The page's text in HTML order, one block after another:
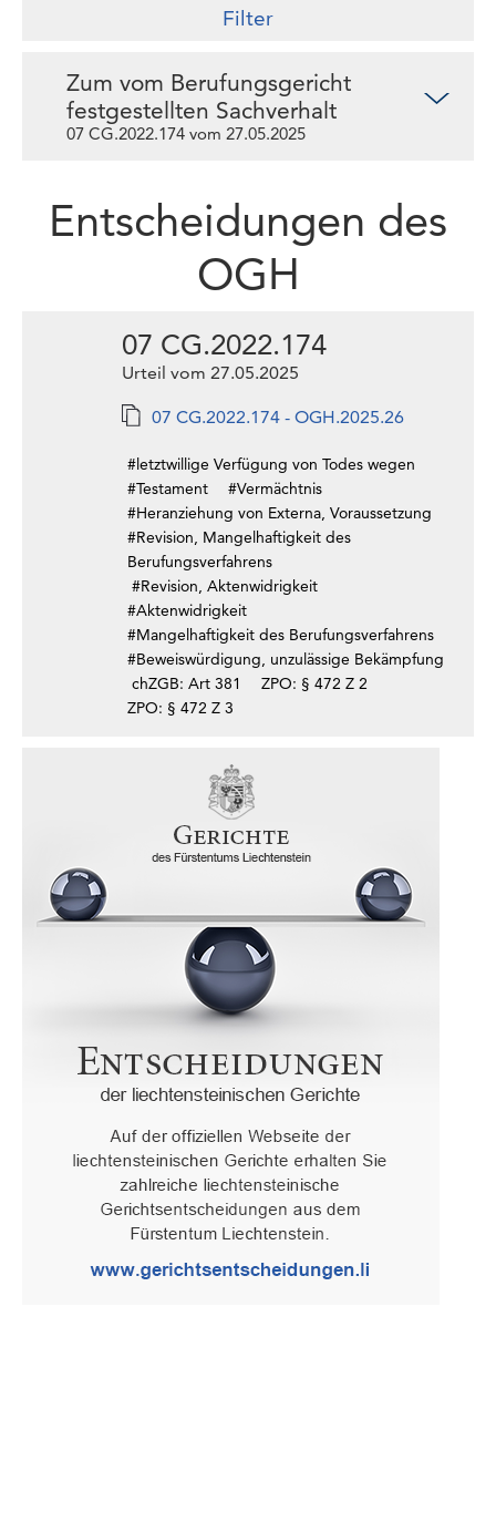
Filter
Zum vom Berufungsgericht
festgestellten Sachverhalt
07 CG.2022.174 vom 27.05.2025
Entscheidungen des
OGH
07 CG.2022.174
Urteil vom 27.05.2025
07 CG.2022.174 - OGH.2025.26
#letztwillige Verfügung von Todes wegen
#Testament
#Vermächtnis
#Heranziehung von Externa, Voraussetzung
#Revision, Mangelhaftigkeit des
Berufungsverfahrens
#Revision, Aktenwidrigkeit
#Aktenwidrigkeit
#Mangelhaftigkeit des Berufungsverfahrens
#Beweiswürdigung, unzulässige Bekämpfung
chZGB: Art 381
ZPO: § 472 Z 2
ZPO: § 472 Z 3